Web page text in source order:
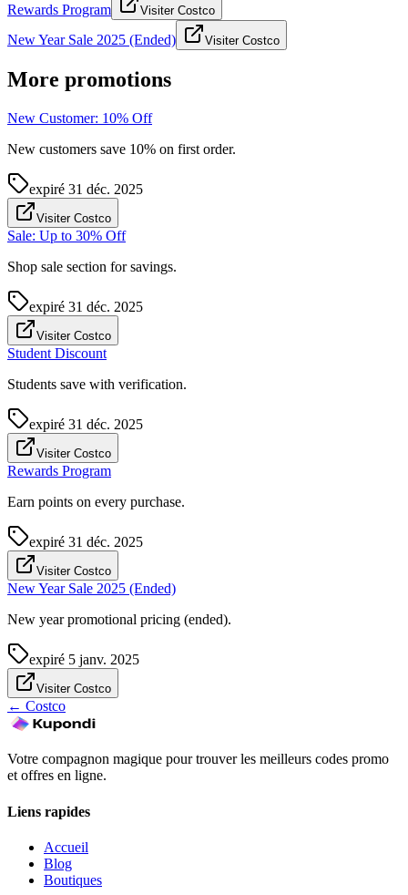
Rewards Program Visiter Costco
New Year Sale 2025 (Ended) Visiter Costco
More promotions
New Customer: 10% Off
New customers save 10% on first order.
expiré 31 déc. 2025
Visiter Costco
Sale: Up to 30% Off
Shop sale section for savings.
expiré 31 déc. 2025
Visiter Costco
Student Discount
Students save with verification.
expiré 31 déc. 2025
Visiter Costco
Rewards Program
Earn points on every purchase.
expiré 31 déc. 2025
Visiter Costco
New Year Sale 2025 (Ended)
New year promotional pricing (ended).
expiré 5 janv. 2025
Visiter Costco
← Costco
Votre compagnon magique pour trouver les meilleurs codes promo
et offres en ligne.
Liens rapides
Accueil
Blog
Boutiques